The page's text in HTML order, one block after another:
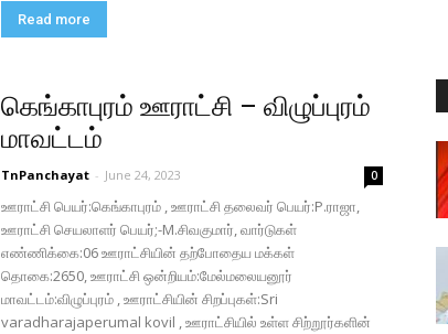
Read more
கெங்காபுரம் ஊராட்சி – விழுப்புரம்
மாவட்டம்
TnPanchayat - June 24, 2023 0
ஊராட்சி பெயர்:கெங்காபுரம் , ஊராட்சி தலைவர் பெயர்:P.ராஜா,
ஊராட்சி செயலாளர் பெயர்;-M.சிவகுமார், வார்டுகள்
எண்ணிக்கை:06 ஊராட்சியின் தற்போதைய மக்கள்
தொகை:2650, ஊராட்சி ஒன்றியம்:மேல்மலையனூர்
மாவட்டம்:விழுப்புரம் , ஊராட்சியின் சிறப்புகள்:Sri
varadharajaperumal kovil , ஊராட்சியில் உள்ள சிற்றூர்களின்